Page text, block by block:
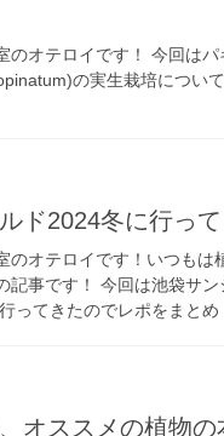
のオテロイです！ 今回は
の実生栽培につい
ド2024冬に行って
のオテロイです！いつもは
記事です！ 今回は池袋サ
ってきたのでレポをまと
オススメの植物の